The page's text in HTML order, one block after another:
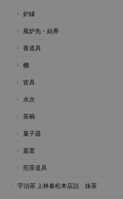
炉縁
風炉先・結界
香道具
棚
皆具
水次
茶碗
菓子器
蓋置
煎茶道具
宇治茶 上林春松本店詰 抹茶